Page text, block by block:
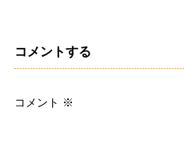
コメントする
コメント ※